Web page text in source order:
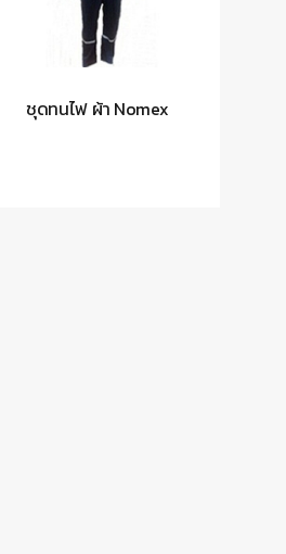
ชุดทนไฟ ผ้า Nomex